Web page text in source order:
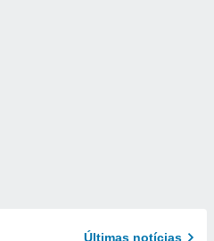
Últimas notícias